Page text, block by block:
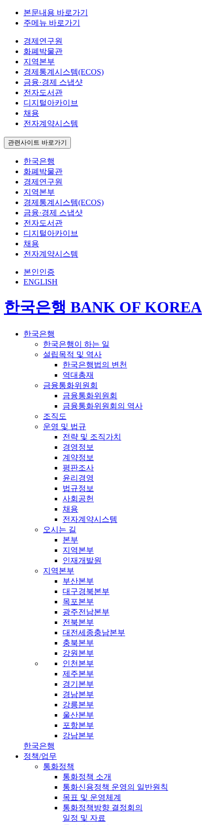
본문내용 바로가기
주메뉴 바로가기
경제연구원
화폐박물관
지역본부
경제통계시스템(ECOS)
금융·경제 스냅샷
전자도서관
디지털아카이브
채용
전자계약시스템
관련사이트 바로가기
한국은행
화폐박물관
경제연구원
지역본부
경제통계시스템(ECOS)
금융·경제 스냅샷
전자도서관
디지털아카이브
채용
전자계약시스템
본인인증
ENGLISH
한국은행 BANK OF KOREA
한국은행
한국은행이 하는 일
설립목적 및 역사
한국은행법의 변천
역대총재
금융통화위원회
금융통화위원회
금융통화위원회의 역사
조직도
운영 및 법규
전략 및 조직가치
경영정보
계약정보
평판조사
윤리경영
법규정보
사회공헌
채용
전자계약시스템
오시는 길
본부
지역본부
인재개발원
지역본부
부산본부
대구경북본부
목포본부
광주전남본부
전북본부
대전세종충남본부
충북본부
강원본부
인천본부
제주본부
경기본부
경남본부
강릉본부
울산본부
포항본부
강남본부
한국은행
정책/업무
통화정책
통화정책 소개
통화신용정책 운영의 일반원칙
목표 및 운영체계
통화정책방향 결정회의
일정 및 자료